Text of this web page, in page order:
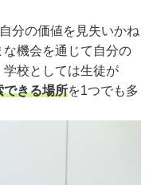
分の価値を見失いかね
機会を通じて自分の
校としては生徒が
できる場所を1つでも多